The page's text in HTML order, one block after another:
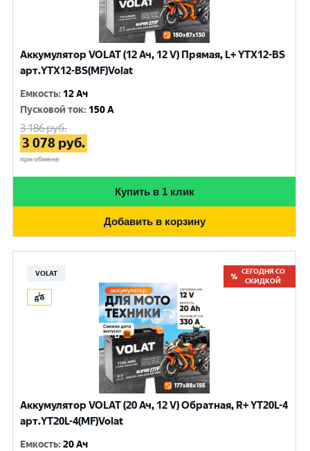
Аккумулятор VOLAT (12 Ач, 12 V) Прямая, L+ YTX12-BS
арт.YTX12-BS(MF)Volat
Емкость: 12 Ач
Пусковой ток: 150 A
3 186руб.
3 078 руб.
при обмене
Купить в 1 клик
Добавить в корзину
VOLAT
СЕГОДНЯ СО
СКИДКОЙ
Аккумулятор VOLAT (20 Ач, 12 V) Обратная, R+ YT20L-4
арт.YT20L-4(MF)Volat
Емкость:20 Ач